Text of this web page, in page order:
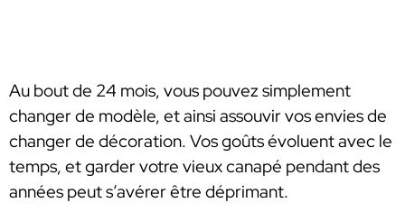
Au bout de 24 mois, vous pouvez simplement
changer de modèle, et ainsi assouvir vos envies de
changer de décoration. Vos goûts évoluent avec le
temps, et garder votre vieux canapé pendant des
années peut s’avérer être déprimant.